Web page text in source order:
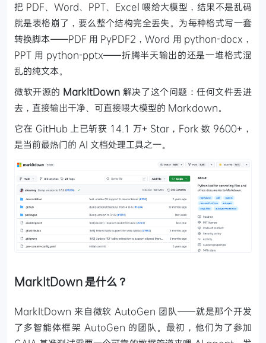
把 PDF、Word、PPT、Excel 喂给大模型，结果不是乱码
就是表格崩了，要么整个结构完全丢失。为每种格式写一套
转换脚本——PDF 用 PyPDF2，Word 用 python-docx，
PPT 用 python-pptx——折腾半天输出的还是一堆格式混
乱的纯文本。
微软开源的 MarkItDown 解决了这个问题：任何文件丢进
去，直接输出干净、可直接喂大模型的 Markdown。
它在 GitHub 上已斩获 14.1 万+ Star，Fork 数 9600+，
是当前最热门的 AI 文档处理工具之一。
MarkItDown 是什么？
MarkItDown 来自微软 AutoGen 团队——就是那个开发
了多智能体框架 AutoGen 的团队。最初，他们为了参加